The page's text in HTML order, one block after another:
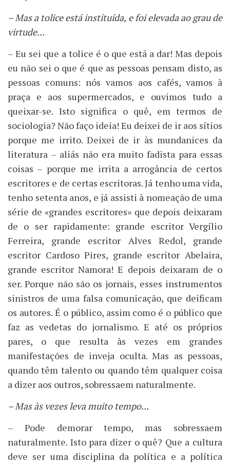
– Mas a tolice está instituída, e foi elevada ao grau de
virtude...
– Eu sei que a tolice é o que está a dar! Mas depois
eu não sei o que é que as pessoas pensam disto, as
pessoas comuns: nós vamos aos cafés, vamos à
praça e aos supermercados, e ouvimos tudo a
queixar-se. Isto significa o quê, em termos de
sociologia? Não faço ideia! Eu deixei de ir aos sítios
porque me irrito. Deixei de ir às mundanices da
literatura – aliás não era muito fadista para essas
coisas – porque me irrita a arrogância de certos
escritores e de certas escritoras. Já tenho uma vida,
tenho setenta anos, e já assisti à nomeação de uma
série de «grandes escritores» que depois deixaram
de o ser rapidamente: grande escritor Vergílio
Ferreira, grande escritor Alves Redol, grande
escritor Cardoso Pires, grande escritor Abelaira,
grande escritor Namora! E depois deixaram de o
ser. Porque não são os jornais, esses instrumentos
sinistros de uma falsa comunicação, que deificam
os autores. É o público, assim como é o público que
faz as vedetas do jornalismo. E até os próprios
pares, o que resulta às vezes em grandes
manifestações de inveja oculta. Mas as pessoas,
quando têm talento ou quando têm qualquer coisa
a dizer aos outros, sobressaem naturalmente.
– Mas às vezes leva muito tempo...
– Pode demorar tempo, mas sobressaem
naturalmente. Isto para dizer o quê? Que a cultura
deve ser uma disciplina da política e a política